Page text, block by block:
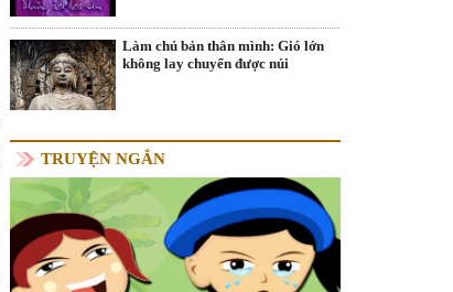
Làm chủ bản thân mình: Gió lớn
không lay chuyển được núi
TRUYỆN NGẮN